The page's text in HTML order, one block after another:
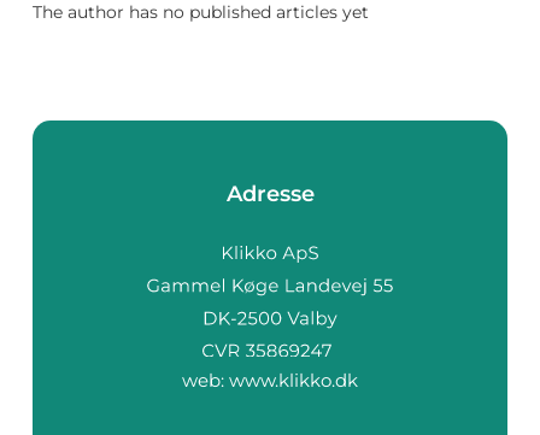
The author has no published articles yet
Adresse
web: www.klikko.dk